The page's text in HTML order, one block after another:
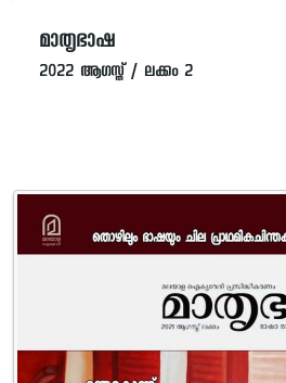
മാതൃഭാഷ
2022 ആഗസ്ത് / ലക്കം 2